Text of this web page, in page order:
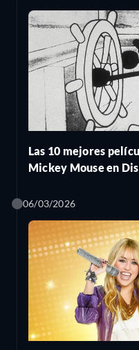
Las 10 mejores
Mickey Mouse en
06/03/2026